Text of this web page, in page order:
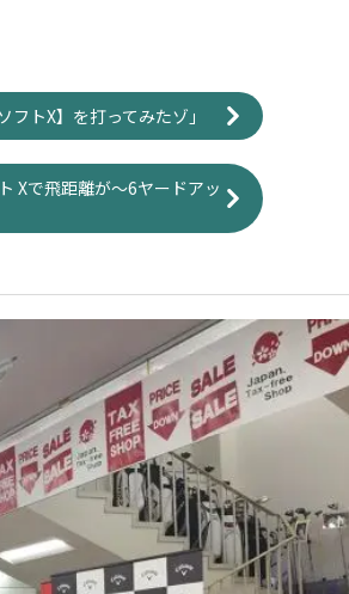
トX】を打ってみたゾ」
Xで飛距離が～6ヤードアッ